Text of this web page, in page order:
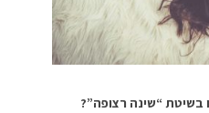
“שינה רצופה”?